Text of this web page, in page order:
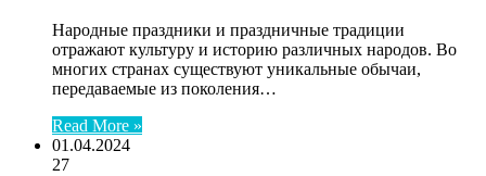
Народные праздники и праздничные традиции
отражают культуру и историю различных народов. Во
многих странах существуют уникальные обычаи,
передаваемые из поколения…
Read More »
01.04.2024
27